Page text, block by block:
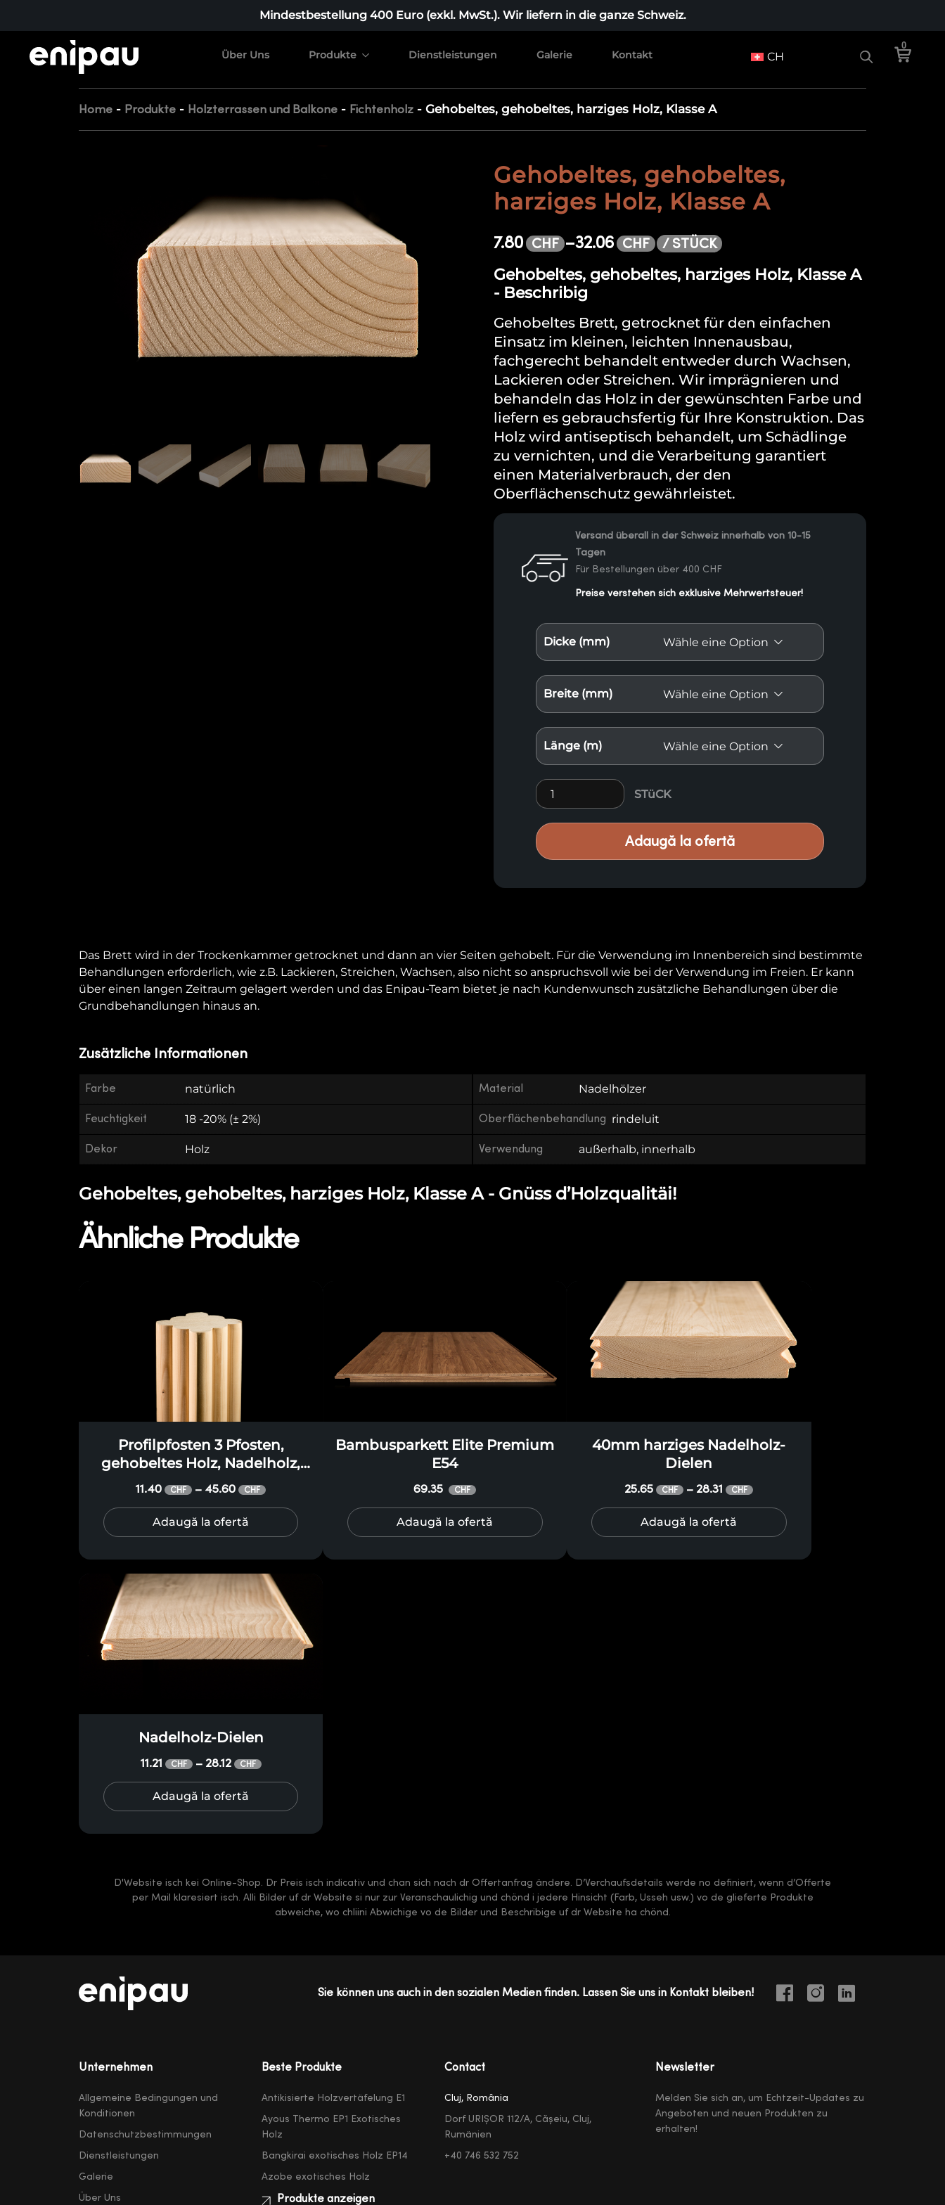
Mindestbestellung 400 Euro (exkl. MwSt.). Wir liefern in die ganze Schweiz.
Über Uns Produkte Dienstleistungen Galerie Kontakt CH
0
Home - Produkte - Holzterrassen und Balkone - Fichtenholz - Gehobeltes, gehobeltes, harziges Holz, Klasse A
Gehobeltes, gehobeltes,
harziges Holz, Klasse A
7.80 CHF –32.06 CHF / STÜCK
Gehobeltes, gehobeltes, harziges Holz, Klasse A
- Beschribig
Gehobeltes Brett, getrocknet für den einfachen
Einsatz im kleinen, leichten Innenausbau,
fachgerecht behandelt entweder durch Wachsen,
Lackieren oder Streichen. Wir imprägnieren und
behandeln das Holz in der gewünschten Farbe und
liefern es gebrauchsfertig für Ihre Konstruktion. Das
Holz wird antiseptisch behandelt, um Schädlinge
zu vernichten, und die Verarbeitung garantiert
einen Materialverbrauch, der den
Oberflächenschutz gewährleistet.
Versand überall in der Schweiz innerhalb von 10-15
Tagen
Für Bestellungen über 400 CHF
Preise verstehen sich exklusive Mehrwertsteuer!
Dicke (mm)
Breite (mm)
Länge (m)
Gehobeltes, gehobeltes, harziges Holz, Klasse A quantity
STüCK
Adaugă la ofertă
Das Brett wird in der Trockenkammer getrocknet und dann an vier Seiten gehobelt. Für die Verwendung im Innenbereich sind bestimmte
Behandlungen erforderlich, wie z.B. Lackieren, Streichen, Wachsen, also nicht so anspruchsvoll wie bei der Verwendung im Freien. Er kann
über einen langen Zeitraum gelagert werden und das Enipau-Team bietet je nach Kundenwunsch zusätzliche Behandlungen über die
Grundbehandlungen hinaus an.
Zusätzliche Informationen
Farbe natürlich Material Nadelhölzer
Feuchtigkeit 18 -20% (± 2%) Oberflächenbehandlung rindeluit
Dekor Holz Verwendung außerhalb, innerhalb
Gehobeltes, gehobeltes, harziges Holz, Klasse A - Gnüss d’Holzqualitäi!
Ähnliche Produkte
Profilpfosten 3 Pfosten,
gehobeltes Holz, Nadelholz,
Klasse A, mit Seitenflächen in
drei profilierten Bögen, ohne
Kanten, für Terrassen, Pergolen,
Pavillons, Vordächer
11.40 CHF – 45.60 CHF
Adaugă la ofertă
Bambusparkett Elite Premium
E54
69.35 CHF
Adaugă la ofertă
40mm harziges Nadelholz-
Dielen
25.65 CHF – 28.31 CHF
Adaugă la ofertă
Nadelholz-Dielen
11.21 CHF – 28.12 CHF
Adaugă la ofertă
D'Website isch kei Online-Shop. Dr Preis isch indicativ und chan sich nach dr Offertanfrag ändere. D’Verchaufsdetails werde no definiert, wenn d’Offerte
per Mail klaresiert isch. Alli Bilder uf dr Website si nur zur Veranschaulichig und chönd i jedere Hinsicht (Farb, Usseh usw.) vo de glieferte Produkte
abweiche, wo chliini Abwichige vo de Bilder und Beschribige uf dr Website ha chönd.
Sie können uns auch in den sozialen Medien finden. Lassen Sie uns in Kontakt bleiben!
Unternehmen
Allgemeine Bedingungen und
Konditionen
Datenschutzbestimmungen
Dienstleistungen
Galerie
Über Uns
Beste Produkte
Antikisierte Holzvertäfelung E1
Ayous Thermo EP1 Exotisches
Holz
Bangkirai exotisches Holz EP14
Azobe exotisches Holz
Produkte anzeigen
Contact
Cluj, România
Dorf URIȘOR 112/A, Cășeiu, Cluj,
Rumänien
+40 746 532 752
Newsletter
Melden Sie sich an, um Echtzeit-Updates zu
Angeboten und neuen Produkten zu
erhalten!